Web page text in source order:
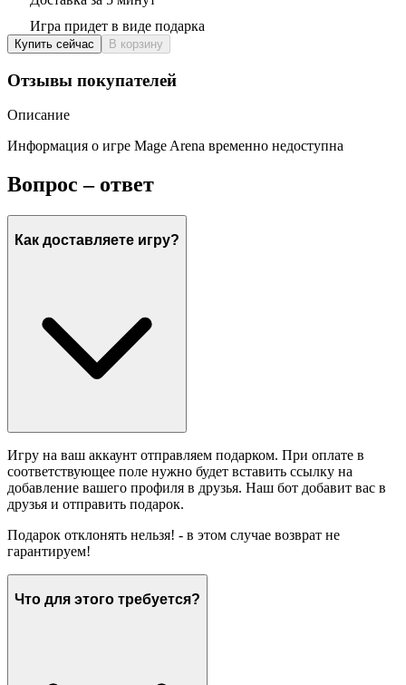
Игра придет в виде подарка
Купить сейчас В корзину
Отзывы покупателей
Описание
Информация о игре Mage Arena временно недоступна
Вопрос – ответ
Как доставляете игру?
Игру на ваш аккаунт отправляем подарком. При оплате в
соответствующее поле нужно будет вставить ссылку на
добавление вашего профиля в друзья. Наш бот добавит вас в
друзья и отправить подарок.
Подарок отклонять нельзя! - в этом случае возврат не
гарантируем!
Что для этого требуется?